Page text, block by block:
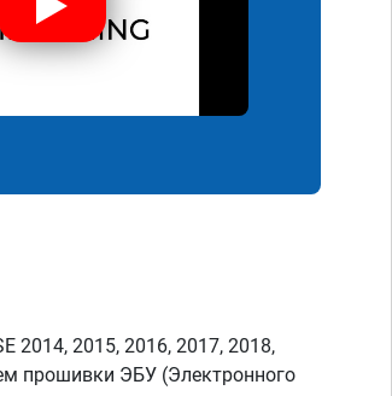
2014, 2015, 2016, 2017, 2018,
прошивки ЭБУ (Электронного